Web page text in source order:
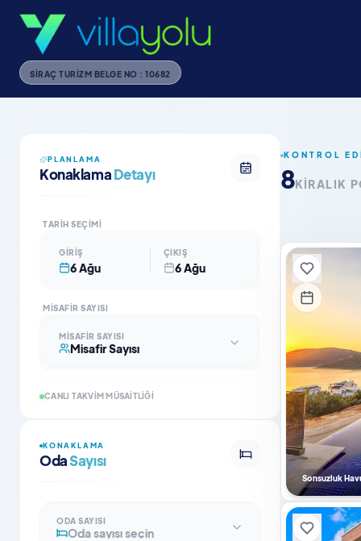
SIRAÇ TURIZM BELGE NO : 10682
PLANLAMA
KonaklamaDetayı
TARIH SEÇIMI
GIRIŞ
6 Ağu
ÇIKIŞ
6 Ağu
MISAFIR SAYISI
MISAFIR SAYISI
Misafir Sayısı
CANLI TAKVIM MÜSAITLIĞI
KONAKLAMA
OdaSayısı
ODA SAYISI
Oda sayısı seçin
KONTROL
8KIRALIK
Sonsuzluk